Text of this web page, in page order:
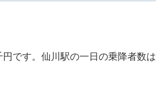
円です。仙川駅の一日の乗降者数は